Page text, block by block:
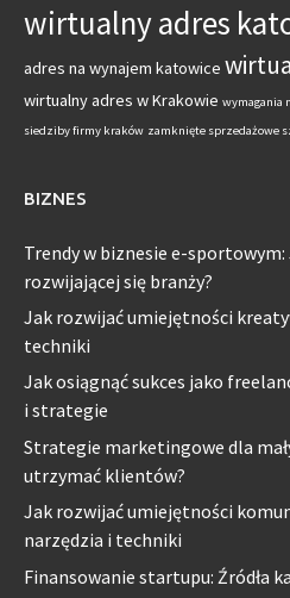
wirtualny adres
adres na wynajem katowice
wirtualny adres w Krakowie wymagania
siedziby firmy kraków zamknięte sprzedażowe
BIZNES
Trendy w biznesie e-
rozwijającej się branży?
Jak rozwijać umiejętności
techniki
Jak osiągnąć sukces jako
i strategie
Strategie marketingowe dla
utrzymać klientów?
Jak rozwijać umiejętności
narzędzia i techniki
Finansowanie startupu: Źródła